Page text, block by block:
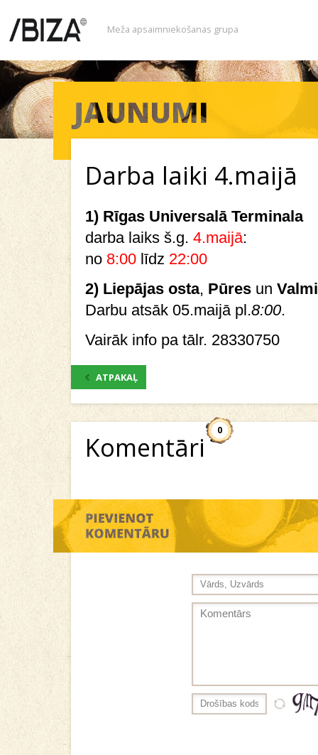
Meža apsaimniekošanas grupa
Darba laiki 4.maijā
1) Rīgas Universalā Terminala
darba laiks š.g. 4.maijā:
no 8:00 līdz 22:00
2) Liepājas osta, Pūres un
Darbu atsāk 05.maijā pl.8:00.
Vairāk info pa tālr. 28330750
ATPAKAĻ
Komentāri
0